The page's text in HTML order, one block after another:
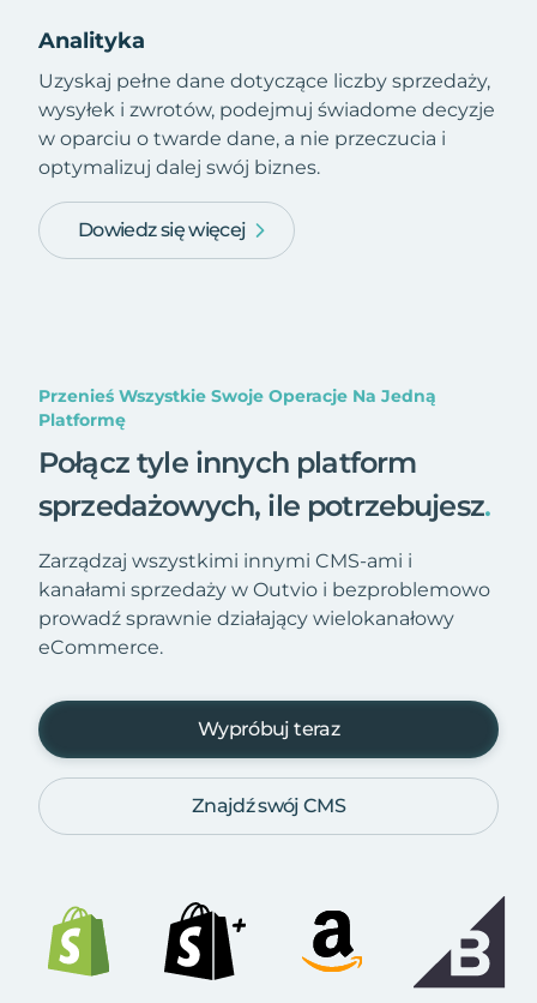
Analityka
Uzyskaj pełne dane dotyczące liczby sprzedaży,
wysyłek i zwrotów, podejmuj świadome decyzje
w oparciu o twarde dane, a nie przeczucia i
optymalizuj dalej swój biznes.
Dowiedz się więcej
Przenieś Wszystkie Swoje Operacje Na Jedną
Platformę
Połącz tyle innych platform
sprzedażowych, ile potrzebujesz.
Zarządzaj wszystkimi innymi CMS-ami i
kanałami sprzedaży w Outvio i bezproblemowo
prowadź sprawnie działający wielokanałowy
eCommerce.
Wypróbuj teraz
Znajdź swój CMS